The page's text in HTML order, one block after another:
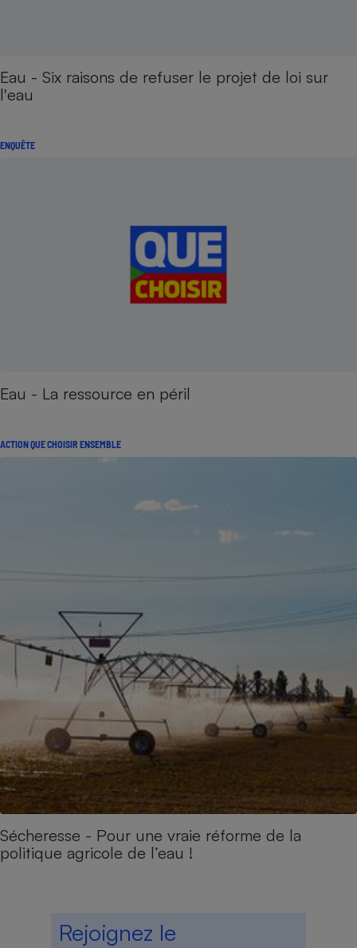
Eau - Six raisons de refuser le projet de loi sur
l'eau
ENQUÊTE
Eau - La ressource en péril
ACTION QUE CHOISIR ENSEMBLE
Sécheresse - Pour une vraie réforme de la
politique agricole de l’eau !
Rejoignez le